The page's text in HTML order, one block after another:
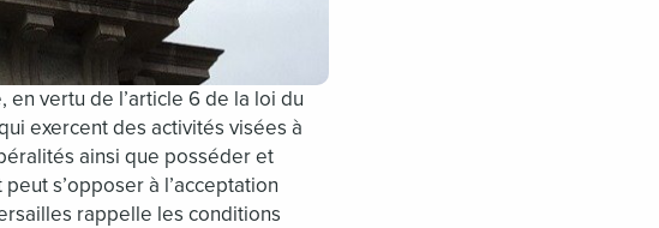
en vertu de l’article 6 de la loi du
exercent des activités visées à
ainsi que posséder et
s’opposer à l’acceptation
rappelle les conditions